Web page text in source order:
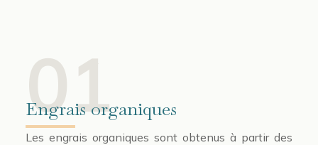
01
Engrais organiques
Les engrais organiques sont obtenus à partir des